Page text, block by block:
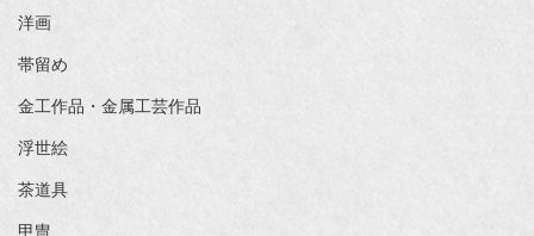
洋画
帯留め
金工作品・金属工芸作品
浮世絵
茶道具
甲冑